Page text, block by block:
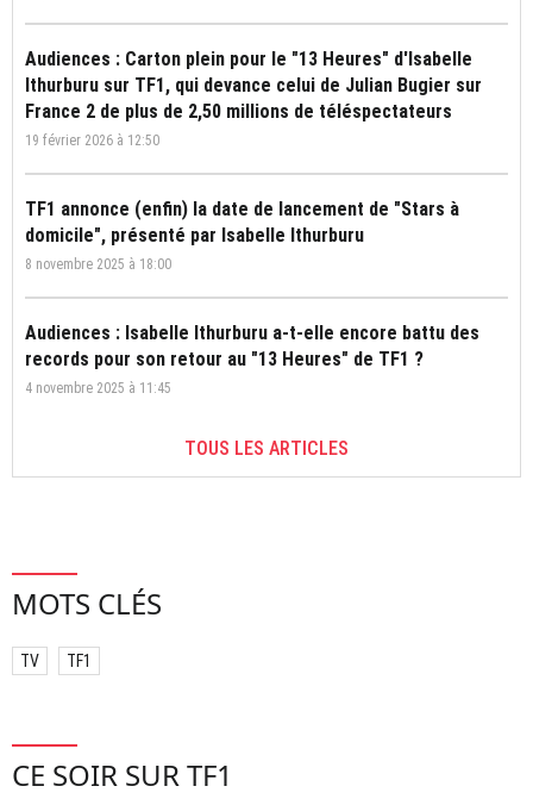
Audiences : Carton plein pour le "13 Heures" d'Isabelle
Ithurburu sur TF1, qui devance celui de Julian Bugier sur
France 2 de plus de 2,50 millions de téléspectateurs
19 février 2026 à 12:50
TF1 annonce (enfin) la date de lancement de "Stars à
domicile", présenté par Isabelle Ithurburu
8 novembre 2025 à 18:00
Audiences : Isabelle Ithurburu a-t-elle encore battu des
records pour son retour au "13 Heures" de TF1 ?
4 novembre 2025 à 11:45
TOUS LES ARTICLES
MOTS CLÉS
TV TF1
CE SOIR SUR TF1